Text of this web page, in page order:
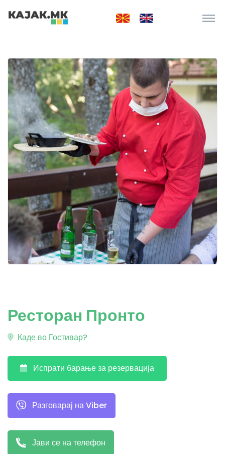
Ресторан Пронто
Каде во Гостивар?
Испрати барање за резервација
Разговарај на Viber
Јави се на телефон